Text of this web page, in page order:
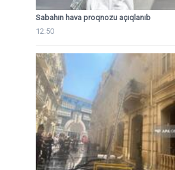
Sabahın hava proqnozu açıqlanıb
12:50